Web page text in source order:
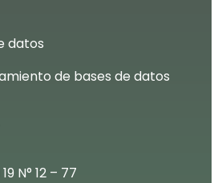
datos
de bases de datos
N° 12 – 77